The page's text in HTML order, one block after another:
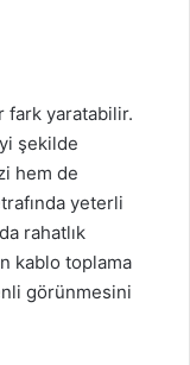
fark yaratabilir.
şekilde
hem de
yeterli
rahatlık
kablo toplama
görünmesini